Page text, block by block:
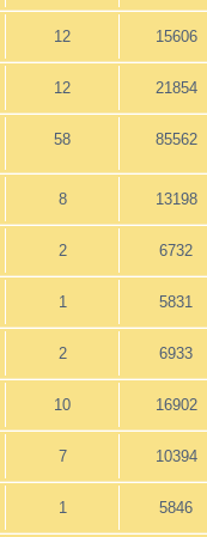
12 15606
12 21854
58 85562
8 13198
2 6732
1 5831
2 6933
10 16902
7 10394
1 5846